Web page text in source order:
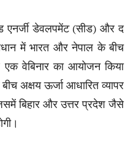
एनर्जी डेवलपमेंट (सीड) और द
में भारत और नेपाल के बीच
वेबिनार का आयोजन किया
अक्षय ऊर्जा आधारित व्यापर
बिहार और उत्तर प्रदेश जैसे